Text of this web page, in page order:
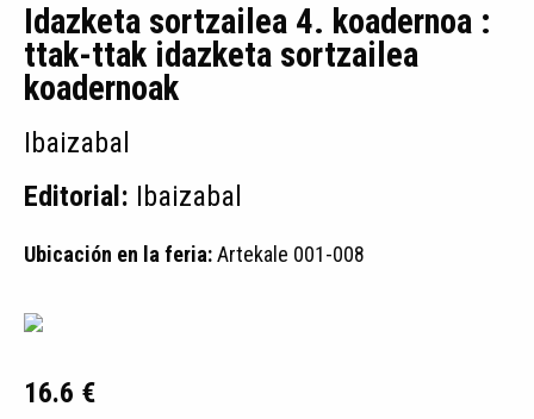
Idazketa sortzailea 4. koadernoa :
ttak-ttak idazketa sortzailea
koadernoak
Ibaizabal
Editorial: Ibaizabal
Ubicación en la feria:Artekale 001-008
16.6 €